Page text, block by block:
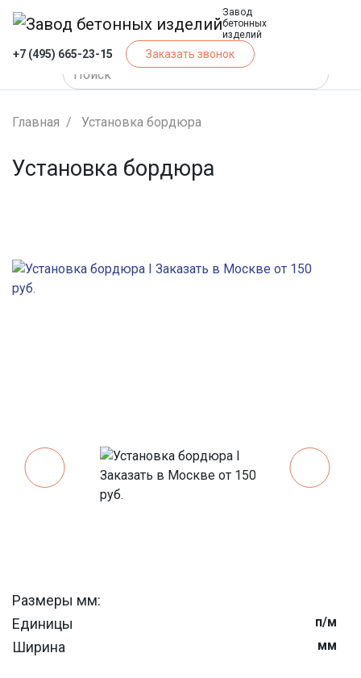
Завод
бетонных
изделий
+7 (495) 665-23-15 Заказать звонок
Главная Установка бордюра
Установка бордюра
Размеры мм:
Единицы
п/м
Ширина мм